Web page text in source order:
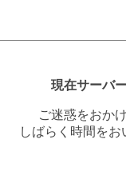
現在サーバ
ご迷惑をおか
しばらく時間を